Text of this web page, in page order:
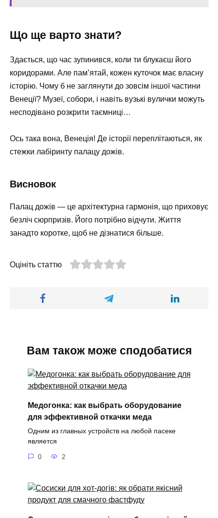
Що ще варто знати?
Здається, що час зупинився, коли ти блукаєш його
коридорами. Але пам’ятай, кожен куточок має власну
історію. Чому б не заглянути до зовсім іншої частини
Венеції? Музеї, собори, і навіть вузькі вулички можуть
несподівано розкрити таємниці…
Ось така вона, Венеція! Де історії переплітаються, як
стежки лабіринту палацу дожів.
Висновок
Палац дожів — це архітектурна гармонія, що приховує
безліч сюрпризів. Його потрібно відчути. Життя
занадто коротке, щоб не дізнатися більше.
Оцініть статтю
Вам також може сподобатися
Медогонка: как выбрать оборудование
для эффективной откачки меда
Одним из главных устройств на любой пасеке
является
0 2